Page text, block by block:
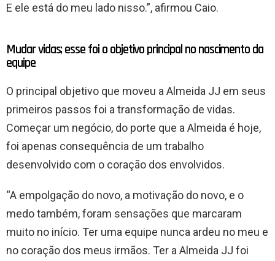
E ele está do meu lado nisso.”, afirmou Caio.
Mudar vidas; esse foi o objetivo principal no nascimento da
equipe
O principal objetivo que moveu a Almeida JJ em seus
primeiros passos foi a transformação de vidas.
Começar um negócio, do porte que a Almeida é hoje,
foi apenas consequência de um trabalho
desenvolvido com o coração dos envolvidos.
“A empolgação do novo, a motivação do novo, e o
medo também, foram sensações que marcaram
muito no início. Ter uma equipe nunca ardeu no meu e
no coração dos meus irmãos. Ter a Almeida JJ foi